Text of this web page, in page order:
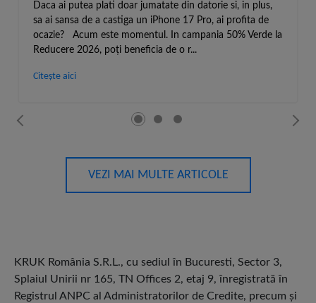
Daca ai putea plati doar jumatate din datorie si, in plus,
sa ai sansa de a castiga un iPhone 17 Pro, ai profita de
ocazie? Acum este momentul. In campania 50% Verde la
Reducere 2026, poți beneficia de o r...
Citeşte aici
VEZI MAI MULTE ARTICOLE
KRUK România S.R.L., cu sediul în Bucuresti, Sector 3,
Splaiul Unirii nr 165, TN Offices 2, etaj 9, înregistrată în
Registrul ANPC al Administratorilor de Credite, precum și